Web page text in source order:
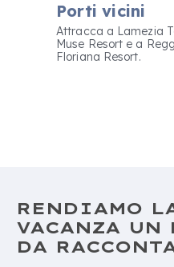
Porti vicini
Attracca a Lamezia
Muse Resort e a
Floriana Resort.
RENDIAMO
VACANZA
DA